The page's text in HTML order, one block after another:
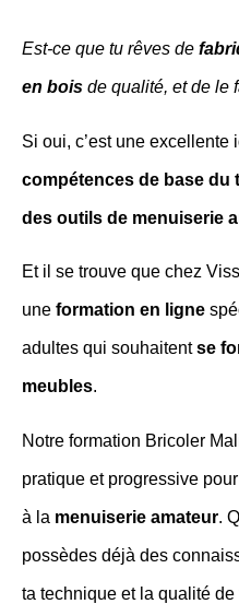
Est-ce que tu rêves de
en bois de qualité, et de le
Si oui, c’est une excellente
compétences de base du
des outils de menuiserie
Et il se trouve que chez
une formation en ligne
adultes qui souhaitentse
meubles.
Notre formation Bricoler
pratique et progressive pour
à la menuiserie amateur.
possèdes déjà des
ta technique et la qualité